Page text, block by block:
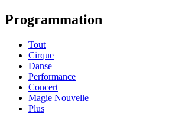
Programmation
Tout
Cirque
Danse
Performance
Concert
Magie Nouvelle
Plus